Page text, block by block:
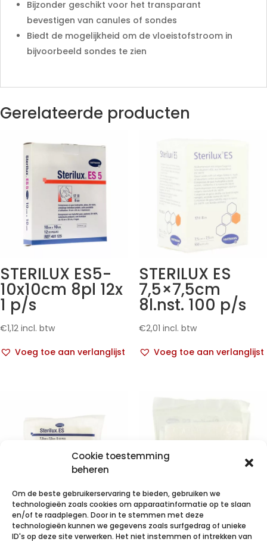
Cookie toestemming
beheren
Om de beste gebruikerservaring te bieden, gebruiken we
technologieën zoals cookies om apparaatinformatie op te slaan
en/of te raadplegen. Door in te stemmen met deze
technologieën kunnen we gegevens zoals surfgedrag of unieke
ID's op deze site verwerken. Het niet instemmen of intrekken van
Bijzonder geschikt voor het transparant
bevestigen van canules of sondes
Biedt de mogelijkheid om de vloeistofstroom in
bijvoorbeeld sondes te zien
Gerelateerde producten
STERILUX ES5-
10x10cm 8pl 12x
1 p/s
€1,12 incl. btw
Voeg toe aan verlanglijst
STERILUX ES
7,5×7,5cm
8l.nst. 100 p/s
€2,01 incl. btw
Voeg toe aan verlanglijst
STERILUX STERILUX ES